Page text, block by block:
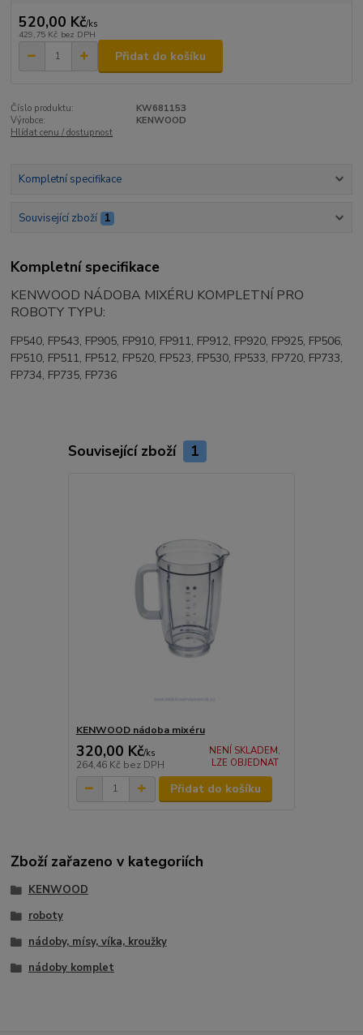
520,00 Kč/ks
429,75 Kč bez DPH
Přidat do košíku
Číslo produktu:
KW681153
Výrobce:
KENWOOD
Hlídat cenu / dostupnost
Kompletní specifikace
Související zboží 1
Kompletní specifikace
KENWOOD NÁDOBA MIXÉRU KOMPLETNÍ PRO
ROBOTY TYPU:
FP540, FP543, FP905, FP910, FP911, FP912, FP920, FP925, FP506,
FP510, FP511, FP512, FP520, FP523, FP530, FP533, FP720, FP733,
FP734, FP735, FP736
Související zboží 1
KENWOOD nádoba mixéru
320,00 Kč/ks
264,46 Kč bez DPH
NENÍ SKLADEM,
LZE OBJEDNAT
Přidat do košíku
Zboží zařazeno v kategoriích
KENWOOD
roboty
nádoby, mísy, víka, kroužky
nádoby komplet